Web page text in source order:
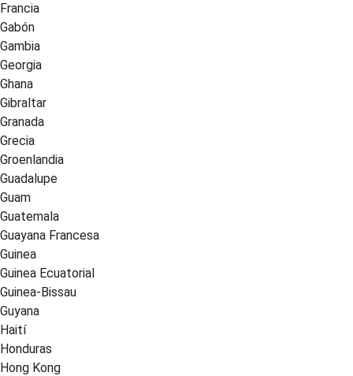
Francia
Gabón
Gambia
Georgia
Ghana
Gibraltar
Granada
Grecia
Groenlandia
Guadalupe
Guam
Guatemala
Guayana Francesa
Guinea
Guinea Ecuatorial
Guinea-Bissau
Guyana
Haití
Honduras
Hong Kong